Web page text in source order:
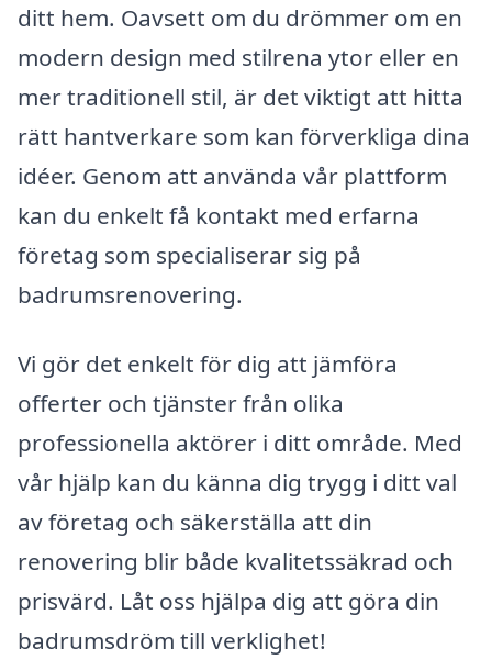
ditt hem. Oavsett om du drömmer om en
modern design med stilrena ytor eller en
mer traditionell stil, är det viktigt att hitta
rätt hantverkare som kan förverkliga dina
idéer. Genom att använda vår plattform
kan du enkelt få kontakt med erfarna
företag som specialiserar sig på
badrumsrenovering.
Vi gör det enkelt för dig att jämföra
offerter och tjänster från olika
professionella aktörer i ditt område. Med
vår hjälp kan du känna dig trygg i ditt val
av företag och säkerställa att din
renovering blir både kvalitetssäkrad och
prisvärd. Låt oss hjälpa dig att göra din
badrumsdröm till verklighet!